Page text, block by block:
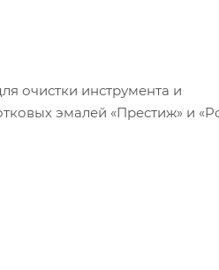
очистки инструмента и
эмалей «Престиж» и